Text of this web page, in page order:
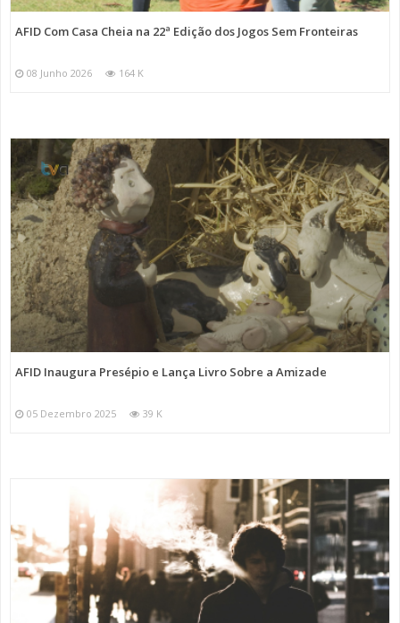
AFID Com Casa Cheia na 22ª Edição dos Jogos Sem Fronteiras
08 Junho 2026 164 K
AFID Inaugura Presépio e Lança Livro Sobre a Amizade
05 Dezembro 2025 39 K